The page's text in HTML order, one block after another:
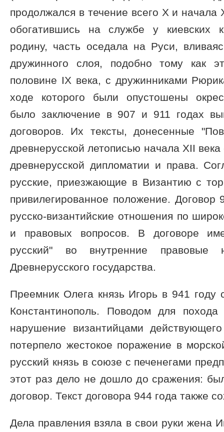
продолжался в течение всего X и начала
обогатившись на службе у киевских
родину, часть оседала на Руси,
дружинного слоя, подобно тому как
половине IX века, с дружинниками
ходе которого были опустошены
было заключение в 907 и 911 годах
договоров. Их тексты, донесенные
древнерусской летописью начала XII
древнерусской дипломатии и права.
русские, приезжающие в Византию с
привилегированное положение. Договор
русско-византийские отношения по
и правовых вопросов. В договоре
русский" во внутренние правовые
Древнерусского государства.
Преемник Олега князь Игорь в 941
Константинополь. Поводом для похода
нарушение византийцами
потерпело жестокое поражение в
русский князь в союзе с печенегами
этот раз дело не дошло до сражения:
договор. Текст договора 944 года также
Дела правления взяла в свои руки жена